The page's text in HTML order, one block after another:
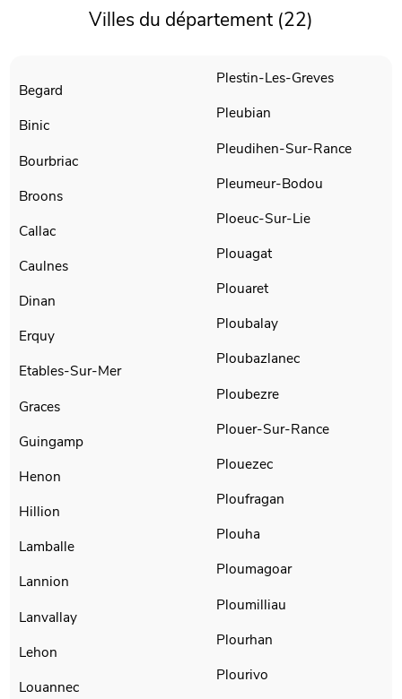
Villes du département (22)
Begard
Binic
Bourbriac
Broons
Callac
Caulnes
Dinan
Erquy
Etables-Sur-Mer
Graces
Guingamp
Henon
Hillion
Lamballe
Lannion
Lanvallay
Lehon
Louannec
Plestin-Les-Greves
Pleubian
Pleudihen-Sur-Rance
Pleumeur-Bodou
Ploeuc-Sur-Lie
Plouagat
Plouaret
Ploubalay
Ploubazlanec
Ploubezre
Plouer-Sur-Rance
Plouezec
Ploufragan
Plouha
Ploumagoar
Ploumilliau
Plourhan
Plourivo